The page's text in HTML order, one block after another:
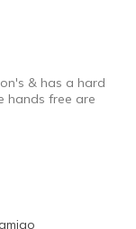
& has a hard
hands free are